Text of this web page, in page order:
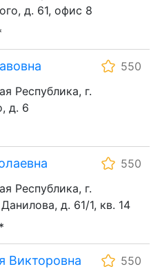
д. 61, офис 8
550
Республика, г.
д. 6
550
Республика, г.
д. 61/1, кв. 14
Викторовна
550